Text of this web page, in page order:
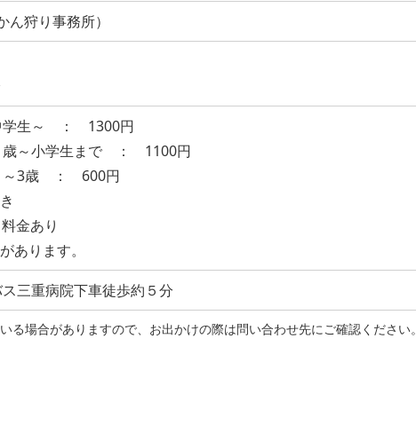
狩り事務所）
学生～ ： 1300円
歳～小学生まで ： 1100円
～3歳 ： 600円
金あり
あります。
三重病院下車徒歩約５分
場合がありますので、お出かけの際は問い合わせ先にご確認ください。